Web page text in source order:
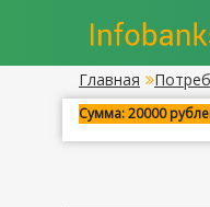
Главная
Сумма: 20000